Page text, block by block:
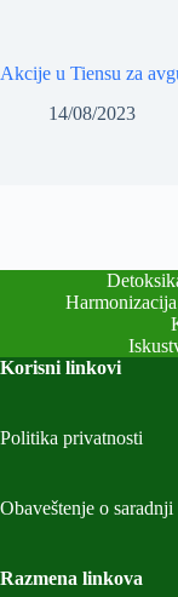
Akcije u Tiensu za
14/08/2023
Harmonizacija
Korisni linkovi
Politika privatnosti
Obaveštenje o saradnji
Razmena linkova